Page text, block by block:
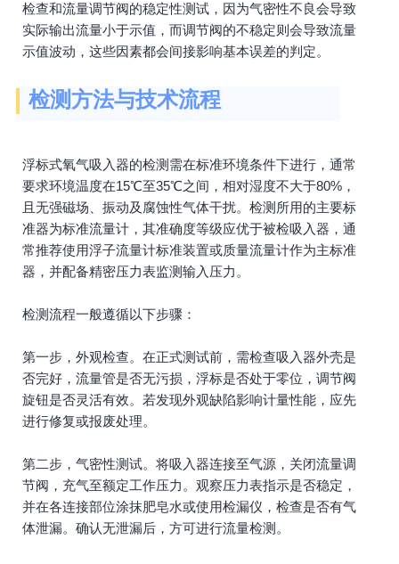
检查和流量调节阀的稳定性测试，因为气密性不良会导致
实际输出流量小于示值，而调节阀的不稳定则会导致流量
示值波动，这些因素都会间接影响基本误差的判定。
检测方法与技术流程
浮标式氧气吸入器的检测需在标准环境条件下进行，通常
要求环境温度在15℃至35℃之间，相对湿度不大于80%，
且无强磁场、振动及腐蚀性气体干扰。检测所用的主要标
准器为标准流量计，其准确度等级应优于被检吸入器，通
常推荐使用浮子流量计标准装置或质量流量计作为主标准
器，并配备精密压力表监测输入压力。
检测流程一般遵循以下步骤：
第一步，外观检查。在正式测试前，需检查吸入器外壳是
否完好，流量管是否无污损，浮标是否处于零位，调节阀
旋钮是否灵活有效。若发现外观缺陷影响计量性能，应先
进行修复或报废处理。
第二步，气密性测试。将吸入器连接至气源，关闭流量调
节阀，充气至额定工作压力。观察压力表指示是否稳定，
并在各连接部位涂抹肥皂水或使用检漏仪，检查是否有气
体泄漏。确认无泄漏后，方可进行流量检测。